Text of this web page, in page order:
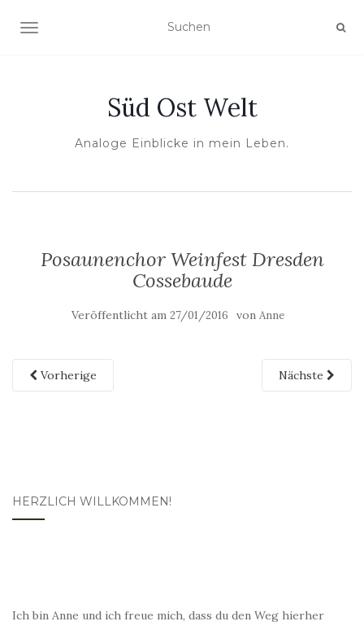
NAVIGATION UMSCHALTEN
Süd Ost Welt
Analoge Einblicke in mein Leben.
Posaunenchor Weinfest Dresden
Cossebaude
Veröffentlicht am 27/01/2016 von Anne
Vorherige Nächste
HERZLICH WILLKOMMEN!
Ich bin Anne und ich freue mich, dass du den Weg hierher